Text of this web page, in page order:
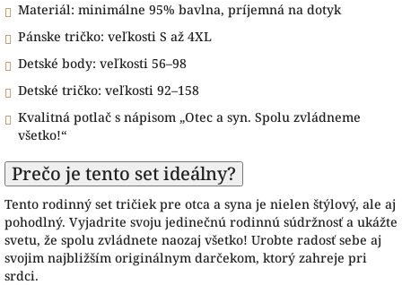
Materiál: minimálne 95% bavlna, príjemná na dotyk
Pánske tričko: veľkosti S až 4XL
Detské body: veľkosti 56–98
Detské tričko: veľkosti 92–158
Kvalitná potlač s nápisom „Otec a syn. Spolu zvládneme
všetko!“
Prečo je tento set ideálny?
Tento rodinný set tričiek pre otca a syna je nielen štýlový, ale aj
pohodlný. Vyjadrite svoju jedinečnú rodinnú súdržnosť a ukážte
svetu, že spolu zvládnete naozaj všetko! Urobte radosť sebe aj
svojim najbližším originálnym darčekom, ktorý zahreje pri
srdci.